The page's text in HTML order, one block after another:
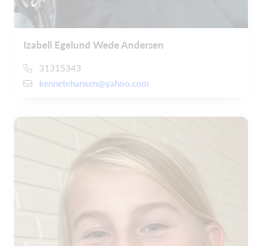
Izabell Egelund Wede Andersen
31315343
kennetehansen@yahoo.com